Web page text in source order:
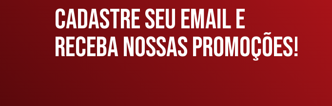
CADASTRE SEU EMAIL E
RECEBA NOSSAS PROMOÇÕES!